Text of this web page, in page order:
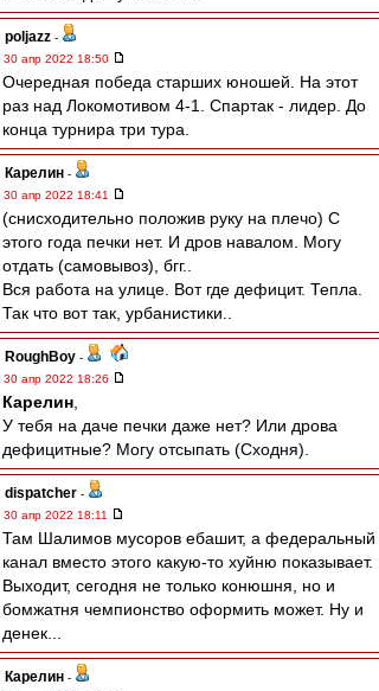
poljazz -
30 апр 2022 18:50
Очередная победа старших юношей. На этот
раз над Локомотивом 4-1. Спартак - лидер. До
конца турнира три тура.
Карелин -
30 апр 2022 18:41
(снисходительно положив руку на плечо) С
этого года печки нет. И дров навалом. Могу
отдать (самовывоз), бгг..
Вся работа на улице. Вот где дефицит. Тепла.
Так что вот так, урбанистики..
RoughBoy -
30 апр 2022 18:26
Карелин
У тебя на даче печки даже нет? Или дрова
дефицитные? Могу отсыпать (Сходня).
dispatcher -
30 апр 2022 18:11
Там Шалимов мусоров ебашит, а федеральный
канал вместо этого какую-то хуйню показывает.
Выходит, сегодня не только конюшня, но и
бомжатня чемпионство оформить может. Ну и
денек...
Карелин -